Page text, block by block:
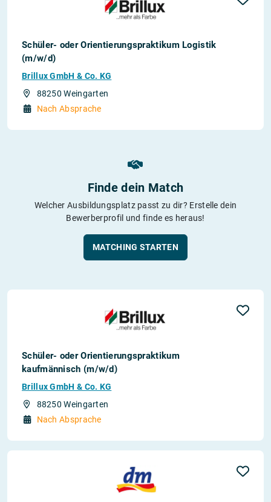
Schüler- oder Orientierungspraktikum Logistik
(m/w/d)
Brillux GmbH & Co. KG
88250 Weingarten
Nach Absprache
Finde dein Match
Welcher Ausbildungsplatz passt zu dir? Erstelle dein
Bewerberprofil und finde es heraus!
MATCHING STARTEN
Schüler- oder Orientierungspraktikum
kaufmännisch (m/w/d)
Brillux GmbH & Co. KG
88250 Weingarten
Nach Absprache